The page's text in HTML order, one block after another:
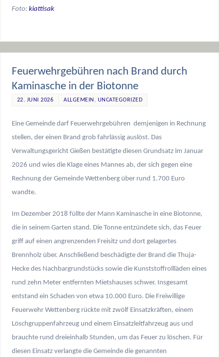
Foto: kiattisak
Feuerwehrgebühren nach Brand durch
Kaminasche in der Biotonne
22. JUNI 2026 ALLGEMEIN , UNCATEGORIZED
Eine Gemeinde darf Feuerwehrgebühren demjenigen in Rechnung
stellen, der einen Brand grob fahrlässig auslöst. Das
Verwaltungsgericht Gießen bestätigte diesen Grundsatz im Januar
2026 und wies die Klage eines Mannes ab, der sich gegen eine
Rechnung der Gemeinde Wettenberg über rund 1.700 Euro
wandte.
Im Dezember 2018 füllte der Mann Kaminasche in eine Biotonne,
die in seinem Garten stand. Die Tonne entzündete sich, das Feuer
griff auf einen angrenzenden Freisitz und dort gelagertes
Brennholz über. Anschließend beschädigte der Brand die Thuja-
Hecke des Nachbargrundstücks sowie die Kunststoffrollläden eines
rund zehn Meter entfernten Mietshauses schwer. Insgesamt
entstand ein Schaden von etwa 10.000 Euro. Die Freiwillige
Feuerwehr Wettenberg rückte mit zwölf Einsatzkräften, einem
Löschgruppenfahrzeug und einem Einsatzleitfahrzeug aus und
brauchte rund dreieinhalb Stunden, um das Feuer zu löschen. Für
diesen Einsatz verlangte die Gemeinde die genannten